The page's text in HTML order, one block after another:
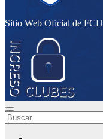
Sitio Web Oficial de FCH